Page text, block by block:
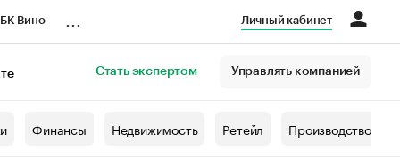
Вино Личный кабинет
Стать экспертом Управлять компанией
Финансы Недвижимость Ретейл Производство